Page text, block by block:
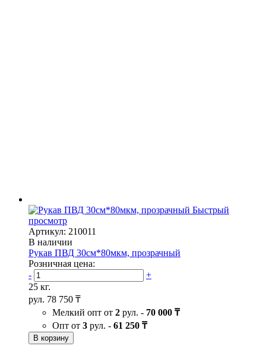
Быстрый
просмотр
Артикул: 210011
В наличии
Рукав ПВД 30см*80мкм, прозрачный
Розничная цена:
-
+
25 кг.
рул. 78 750 ₸
Мелкий опт от 2 рул. - 70 000 ₸
Опт от 3 рул. - 61 250 ₸
В корзину